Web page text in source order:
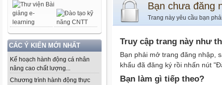
CÁC Ý KIẾN MỚI NHẤT
Kế hoạch hành động cá nhân
nâng cao chất lượng...
Chương trình hành động thực
Bạn chưa đăng
Trang này yêu cầu bạn
Truy cập trang này như
Bạn phải mở trang đăng nhập,
khẩu đã đăng ký rồi nhấn nút
Bạn làm gì tiếp theo?